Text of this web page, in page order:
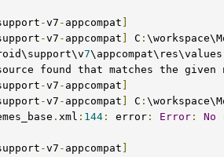
-v7 - appcompat
-v7 - appcompat C :
7\appcompat\res\values
found that matches the given
-v7 - appcompat
-v7 - appcompat C :
.xml : 144 : error : Error : No
-v7 - appcompat